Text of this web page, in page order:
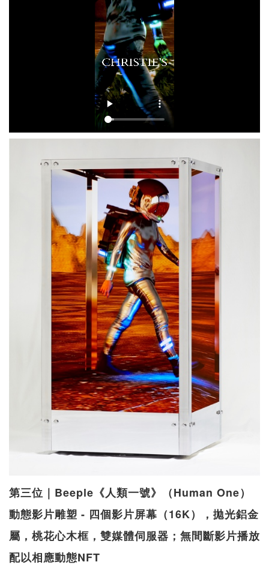
第三位｜Beeple《人類一號》（Human One）
動態影片雕塑 - 四個影片屏幕（16K），拋光鋁金
屬，桃花心木框，雙媒體伺服器；無間斷影片播放
配以相應動態NFT